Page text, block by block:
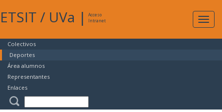
ETSIT / UVa |
Acceso
Intranet
Colectivos
Deportes
Área alumnos
Representantes
Enlaces